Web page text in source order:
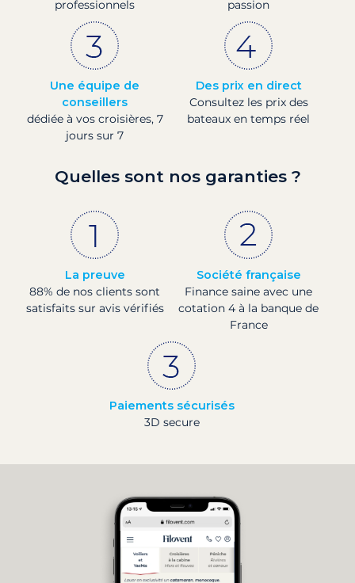
professionnels
passion
Une équipe de
conseillers
dédiée à vos croisières, 7
jours sur 7
Des prix en direct
Consultez les prix des
bateaux en temps réel
Quelles sont nos garanties ?
La preuve
88% de nos clients sont
satisfaits sur avis vérifiés
Société française
Finance saine avec une
cotation 4 à la banque de
France
Paiements sécurisés
3D secure